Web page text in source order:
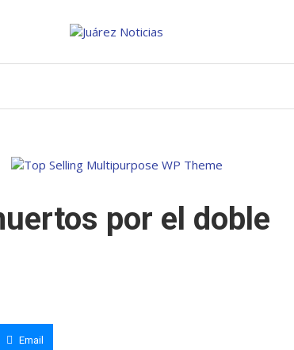
por el doble
Email